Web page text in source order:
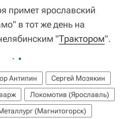
примет ярославский
в тот же день на
"Трактором".
Антипин
Сергей Мозякин
Локомотив (Ярославль)
(Магнитогорск)